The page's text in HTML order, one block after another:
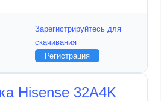
Зарегистрируйтесь для
скачивания
Регистрация
Hisense 32A4K